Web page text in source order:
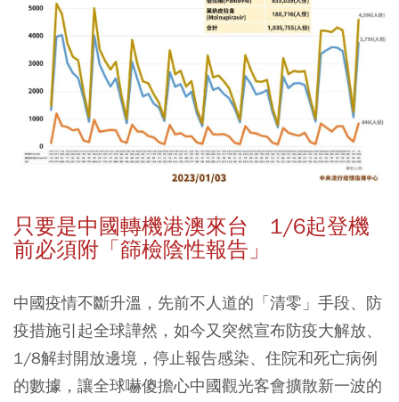
只要是中國轉機港澳來台 1/6起登機
前必須附「篩檢陰性報告」
中國疫情不斷升溫，先前不人道的「清零」手段、防
疫措施引起全球譁然，如今又突然宣布防疫大解放、
1/8解封開放邊境，停止報告感染、住院和死亡病例
的數據，讓全球嚇傻擔心中國觀光客會擴散新一波的